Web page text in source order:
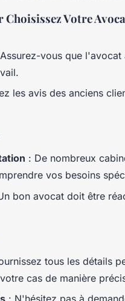
Votre
vous que
les avis des anciens
: De nombreux
vos besoins
bon avocat doit être
tous les détails
cas de manière
: N'hésitez pas à